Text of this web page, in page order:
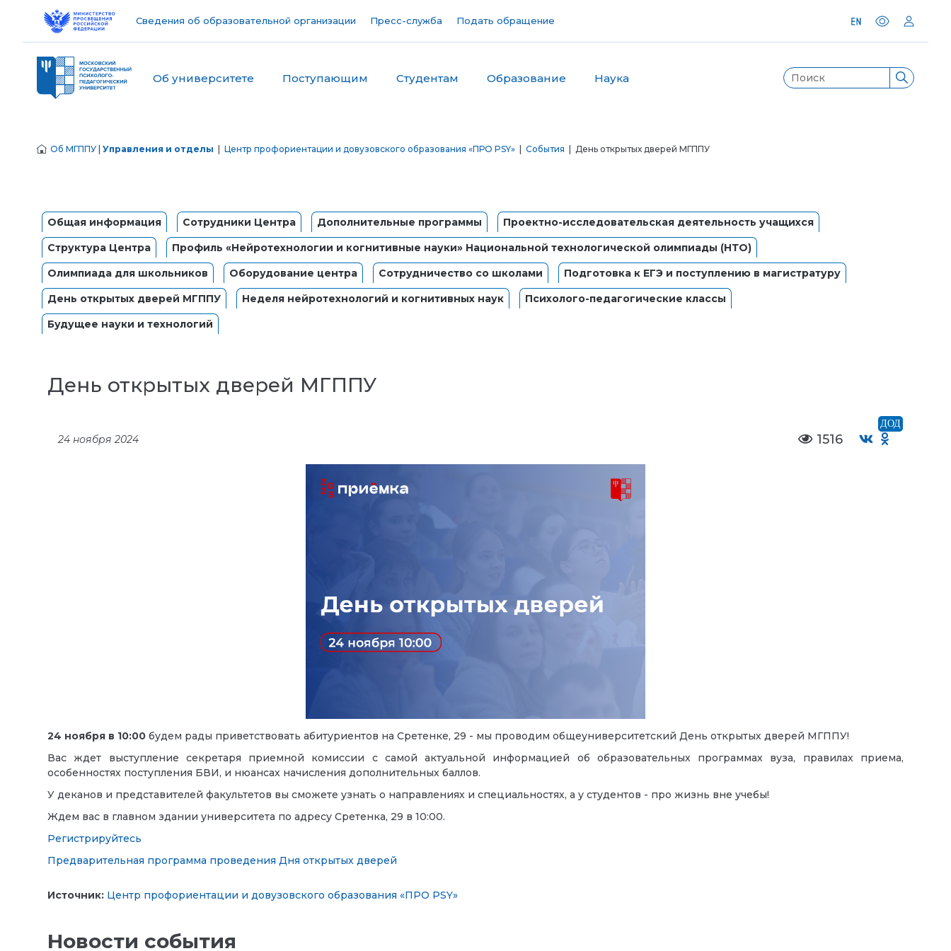
Сведения об образовательной организации Пресс-служба Подать обращение
Об университете Поступающим Студентам Образование Наука
Об МГППУ Управления и отделы Центр профориентации и довузовского образования «ПРО PSY» События | День открытых дверей МГППУ
Общая информация Сотрудники Центра Дополнительные программы
Проектно-исследовательская деятельность учащихся
Структура Центра
Профиль «Нейротехнологии и когнитивные науки» Национальной технологической олимпиады (НТО)
Олимпиада для школьников
Оборудование центра Сотрудничество со школами
Подготовка к ЕГЭ и поступлению в магистратуру
День открытых дверей МГППУ
Неделя нейротехнологий и когнитивных наук
Психолого-педагогические классы
Будущее науки и технологий
День открытых дверей МГППУ
ДОД
24 ноября 2024 1516
24 ноября в 10:00 будем рады приветствовать абитуриентов на Сретенке, 29 - мы проводим общеуниверситетский День открытых дверей МГППУ!
Вас ждет выступление секретаря приемной комиссии с самой актуальной информацией об образовательных программах вуза, правилах приема,
особенностях поступления БВИ, и нюансах начисления дополнительных баллов.
У деканов и представителей факультетов вы сможете узнать о направлениях и специальностях, а у студентов - про жизнь вне учебы!
Ждем вас в главном здании университета по адресу Сретенка, 29 в 10:00.
Регистрируйтесь
Предварительная программа проведения Дня открытых дверей
Источник: Центр профориентации и довузовского образования «ПРО PSY»
Новости события